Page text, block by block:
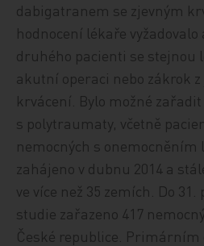
dabigatranem se zjevným
hodnocení lékaře
druhého pacienti se stejnou
akutní operaci nebo zákrok
krvácení. Bylo možné
s polytraumaty, včetně
nemocných s onemocněním
zahájeno v dubnu 2014 a
ve více než 35 zemích. Do 31.
studie zařazeno 417
České republice. Primárním